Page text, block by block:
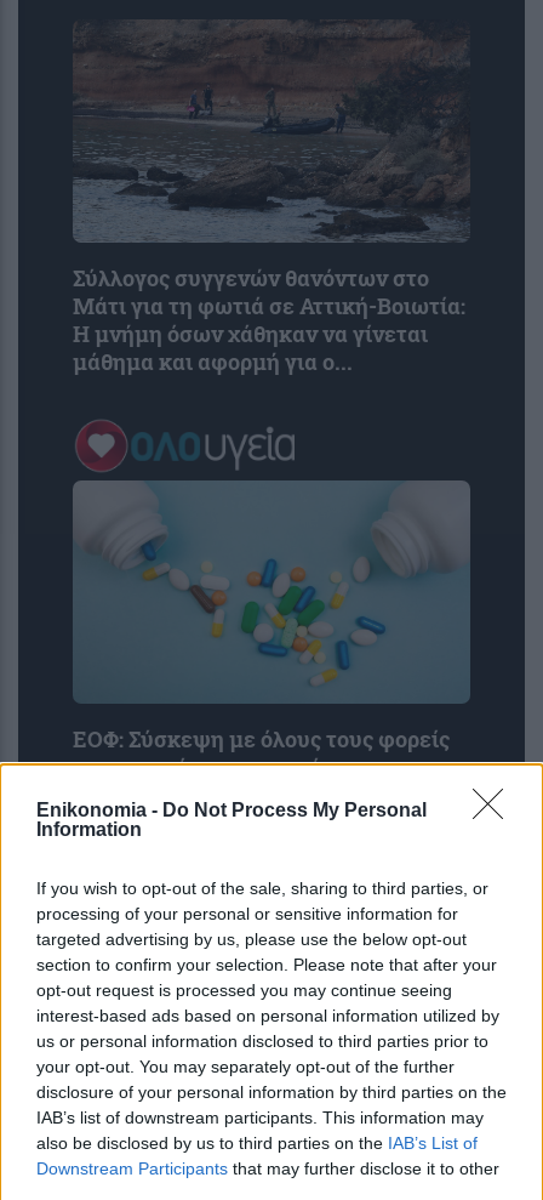
Enikonomia - Do Not Process My Personal
Information
If you wish to opt-out of the sale, sharing to third parties, or
processing of your personal or sensitive information for
targeted advertising by us, please use the below opt-out
section to confirm your selection. Please note that after your
opt-out request is processed you may continue seeing
interest-based ads based on personal information utilized by
us or personal information disclosed to third parties prior to
your opt-out. You may separately opt-out of the further
disclosure of your personal information by third parties on the
IAB’s list of downstream participants. This information may
also be disclosed by us to third parties on the IAB’s List of
Downstream Participants that may further disclose it to other
Σύλλογος συγγενών θανόντων στο
Μάτι για τη φωτιά σε Αττική-Βοιωτία:
Η μνήμη όσων χάθηκαν να γίνεται
μάθημα και αφορμή για ο...
ΕΟΦ: Σύσκεψη με όλους τους φορείς
για την επάρκεια φαρμάκων και την
εύρυθμη λειτουργία της εφοδιαστικής
αλυσίδας
5 νόστιμα φρούτα με πρωτεΐνη που
αδυνατίζουν – Μπορείτε να τα τρώτε
καθημερινά